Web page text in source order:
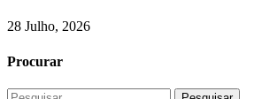
28 Julho, 2026
Procurar